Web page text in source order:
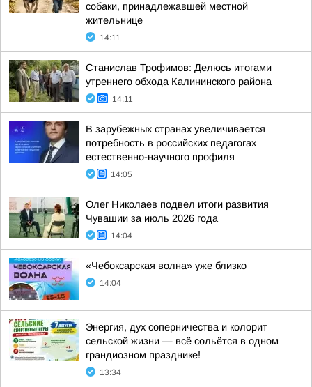
собаки, принадлежавшей местной
жительнице
14:11
Станислав Трофимов: Делюсь итогами
утреннего обхода Калининского района
14:11
В зарубежных странах увеличивается
потребность в российских педагогах
естественно-научного профиля
14:05
Олег Николаев подвел итоги развития
Чувашии за июль 2026 года
14:04
«Чебоксарская волна» уже близко
14:04
Энергия, дух соперничества и колорит
сельской жизни — всё сольётся в одном
грандиозном празднике!
13:34